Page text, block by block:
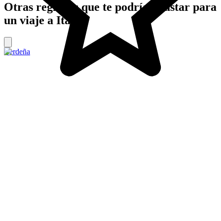
Otras regiones que te podrían gustar para
un viaje a Italia
Cerdeña